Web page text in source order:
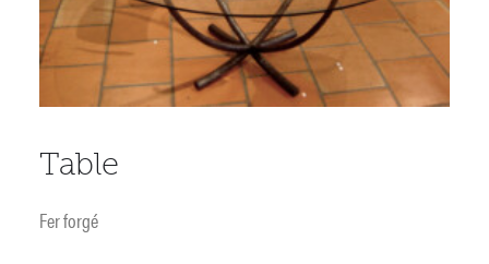
RECHERCHE
Table
Fer forgé